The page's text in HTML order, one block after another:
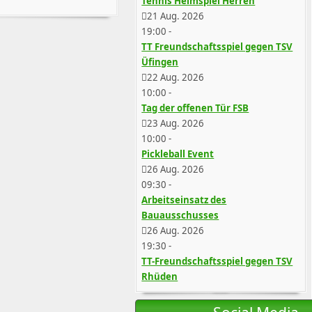
21 Aug. 2026
19:00 -
TT Freundschaftsspiel gegen TSV
Üfingen
22 Aug. 2026
10:00 -
Tag der offenen Tür FSB
23 Aug. 2026
10:00 -
Pickleball Event
26 Aug. 2026
09:30 -
Arbeitseinsatz des
Bauausschusses
26 Aug. 2026
19:30 -
TT-Freundschaftsspiel gegen TSV
Rhüden